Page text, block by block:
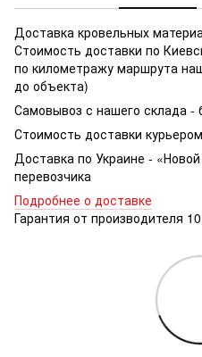
Доставка кровельных
Стоимость доставки по
по километражу маршрута
до объекта)
Самовывоз с нашего склада -
Стоимость доставки
Доставка по Украине -
перевозчика
Подробнее о доставке
Гарантия от производителя